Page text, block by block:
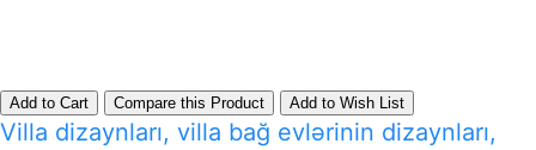
Add to Cart Compare this Product Add to Wish List
Villa dizaynları, villa bağ evlərinin dizaynları,